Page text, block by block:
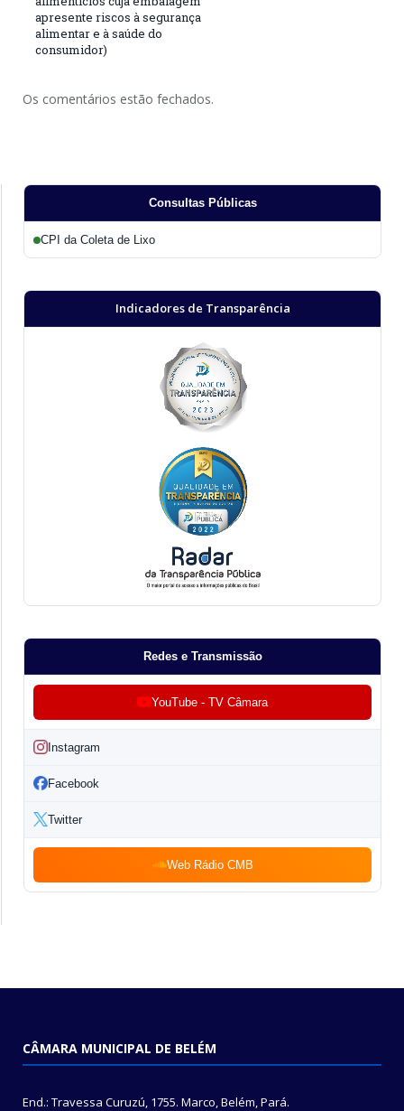
apresente riscos à segurança
alimentar e à saúde do
consumidor)
Os comentários estão fechados.
Consultas Públicas
CPI da Coleta de Lixo
Indicadores de Transparência
Redes e Transmissão
YouTube - TV Câmara
Instagram
Facebook
Twitter
Web Rádio CMB
CÂMARA MUNICIPAL DE BELÉM
End.: Travessa Curuzú, 1755. Marco, Belém, Pará.